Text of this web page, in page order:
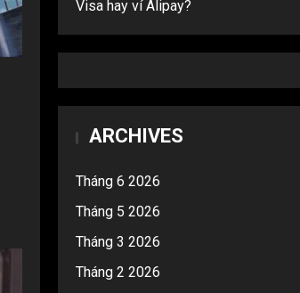
Visa hay ví Alipay?
ARCHIVES
Tháng 6 2026
Tháng 5 2026
Tháng 3 2026
Tháng 2 2026